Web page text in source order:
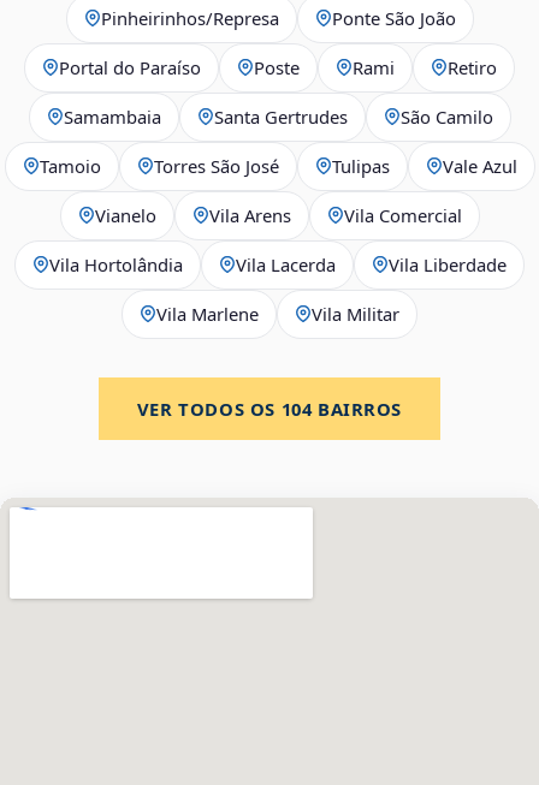
Pinheirinhos/Represa Ponte São João
Portal do Paraíso Poste Rami Retiro
Samambaia Santa Gertrudes São Camilo
Tamoio Torres São José Tulipas Vale Azul
Vianelo Vila Arens Vila Comercial
Vila Hortolândia Vila Lacerda Vila Liberdade
Vila Marlene Vila Militar
VER TODOS OS 104BAIRROS